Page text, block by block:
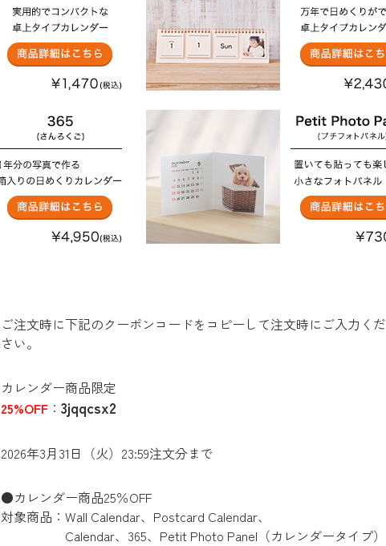
ご注文時に下記のクーポンコードをコピーして注文時にご入力くだ
さい。
カレンダー商品限定
25%OFF ： 3jqqcsx2
2026年3月31日（火）23:59注文分まで
●カレンダー商品25％OFF
対象商品：Wall Calendar、Postcard Calendar、
Calendar、365、Petit Photo Panel（カレンダータイプ）